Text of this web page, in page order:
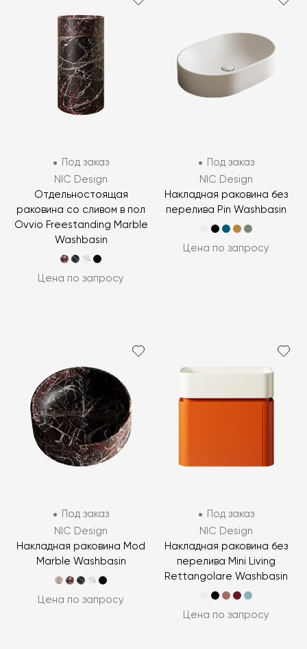
Под заказ
NIC Design
Отдельностоящая
раковина со сливом в пол
Ovvio Freestanding Marble
Washbasin
Цена по запросу
Под заказ
NIC Design
Накладная раковина без
перелива Pin Washbasin
Цена по запросу
Под заказ
NIC Design
Накладная раковина Mod
Marble Washbasin
Цена по запросу
Под заказ
NIC Design
Накладная раковина без
перелива Mini Living
Rettangolare Washbasin
Цена по запросу